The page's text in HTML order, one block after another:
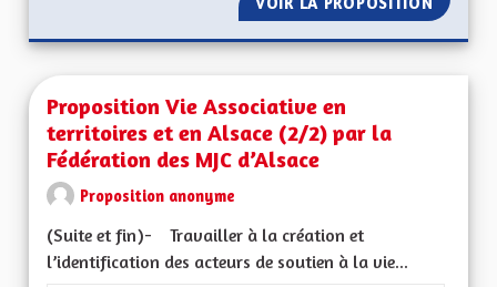
Proposition Vie Associative en
territoires et en Alsace (2/2) par la
Fédération des MJC d’Alsace
Proposition anonyme
(Suite et fin)- Travailler à la création et
l’identification des acteurs de soutien à la vie...